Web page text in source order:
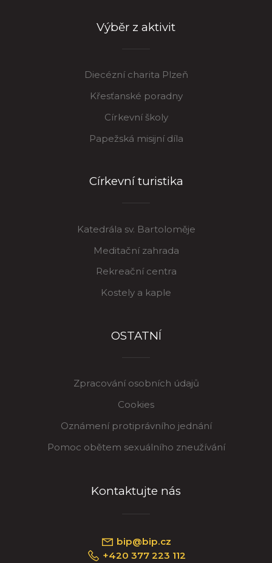
Výběr z aktivit
Diecézní charita Plzeň
Křesťanské poradny
Církevní školy
Papežská misijní díla
Církevní turistika
Katedrála sv. Bartoloměje
Meditační zahrada
Rekreační centra
Kostely a kaple
OSTATNÍ
Zpracování osobních údajů
Cookies
Oznámení protiprávního jednání
Pomoc obětem sexuálního zneužívání
Kontaktujte nás
bip@bip.cz
+420 377 223 112